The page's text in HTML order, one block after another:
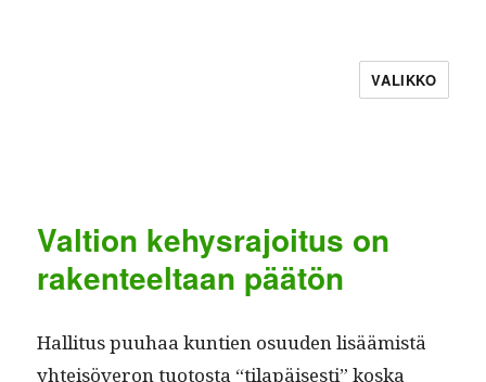
VALIKKO
Valtion kehysrajoitus on
rakenteeltaan päätön
Hal­li­tus puuhaa kun­tien osu­u­den lisäämistä
yhteisöveron tuo­to­s­ta “tilapäis­es­ti” kos­ka